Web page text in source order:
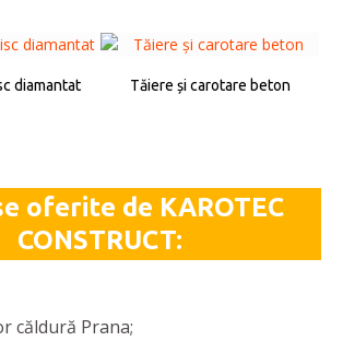
diamantat Tăiere și carotare beton
oferite de KAROTEC
CONSTRUCT:
căldură Prana;